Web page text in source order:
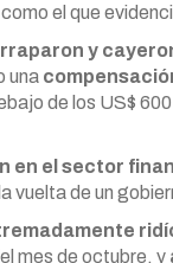
el que
y
una
de los US$
en el sector
vuelta de un
mes de octubre, y